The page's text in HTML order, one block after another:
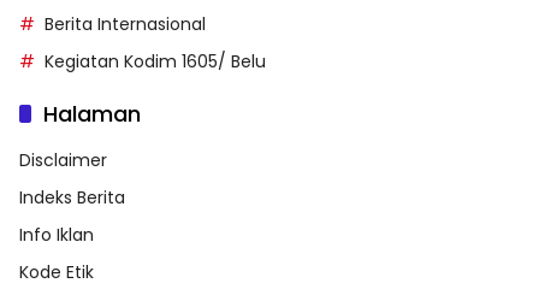
Berita Internasional
Kegiatan Kodim 1605/ Belu
Halaman
Disclaimer
Indeks Berita
Info Iklan
Kode Etik